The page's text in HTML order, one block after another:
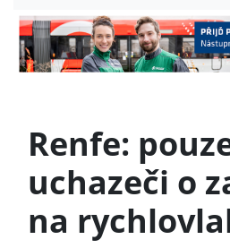
Renfe:
uchazeči o
na